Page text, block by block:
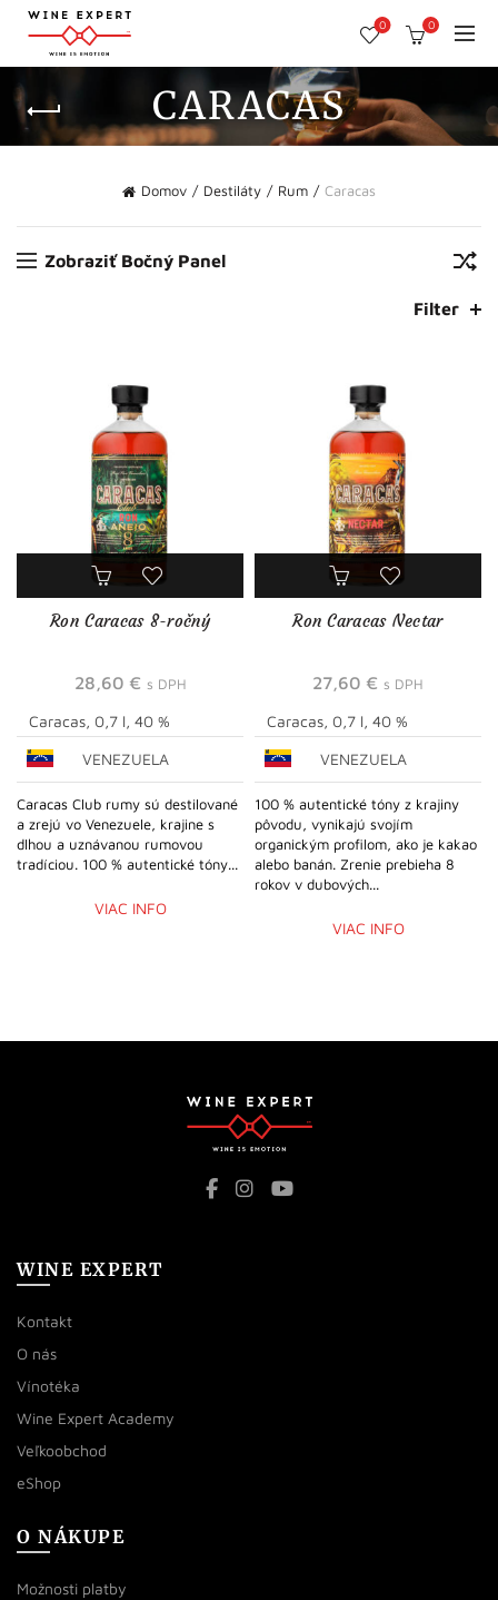
0 0
CARACAS
Domov Destiláty Rum Caracas
Zobraziť Bočný Panel
Filter
Ron Caracas 8-ročný
28,60 € s DPH
Caracas, 0,7 l, 40 %
VENEZUELA
Caracas Club rumy sú destilované
a zrejú vo Venezuele, krajine s
dlhou a uznávanou rumovou
tradíciou. 100 % autentické tóny...
VIAC INFO
Ron Caracas Nectar
27,60 € s DPH
Caracas, 0,7 l, 40 %
VENEZUELA
100 % autentické tóny z krajiny
pôvodu, vynikajú svojím
organickým profilom, ako je kakao
alebo banán. Zrenie prebieha 8
rokov v dubových...
VIAC INFO
WINE EXPERT
Kontakt
O nás
Vínotéka
Wine Expert Academy
Veľkoobchod
eShop
O NÁKUPE
Možnosti platby